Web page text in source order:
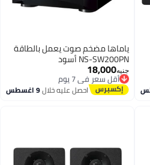
ياماها مضخم صوت يعمل بالطاقة
NS-SW200PN أسود
جنيه18,000
أقل سعر في 7 يوم
توصيل مجاني
أقل سعر في 7 يوماحصل عليه خلال9 اغسطس